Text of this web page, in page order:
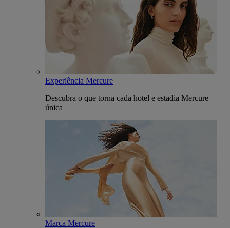
Experiência Mercure
Descubra o que torna cada hotel e estadia Mercure
única
Marca Mercure